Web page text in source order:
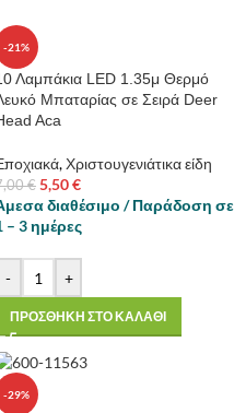
-21%
Λαμπάκια LED 1.35μ Θερμό
Μπαταρίας σε Σειρά Deer
Aca
,Χριστουγενιάτικα είδη
€ 5,50€
διαθέσιμο / Παράδοση σε
– 3 ημέρες
- +
ΠΡΟΣΘΗΚΗ ΣΤΟ ΚΑΛΑΘΙ
-29%